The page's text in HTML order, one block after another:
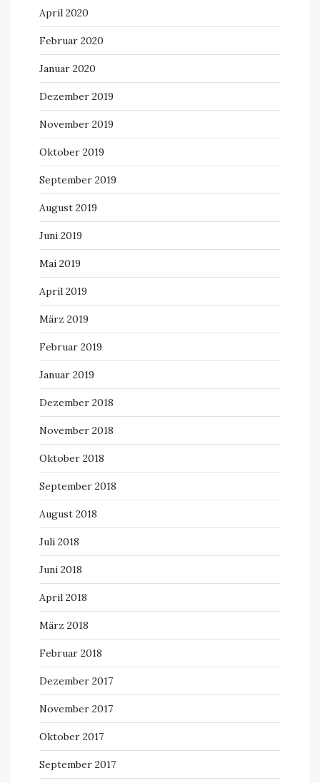
April 2020
Februar 2020
Januar 2020
Dezember 2019
November 2019
Oktober 2019
September 2019
August 2019
Juni 2019
Mai 2019
April 2019
März 2019
Februar 2019
Januar 2019
Dezember 2018
November 2018
Oktober 2018
September 2018
August 2018
Juli 2018
Juni 2018
April 2018
März 2018
Februar 2018
Dezember 2017
November 2017
Oktober 2017
September 2017